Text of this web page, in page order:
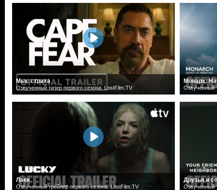
Мыс страха
Озвученный тизер первого сезона. LostFilm.TV
Лаки
Озвученный трейлер первого сезона. LostFilm.TV
Монарх:
Озвученный
Друзья и
Озвученный